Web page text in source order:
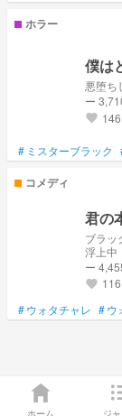
ホーム ジ
ホラー
僕は
悪堕
ー
favorite 146
# ミスターブラック
コメディ
君の
ブラッ
浮上中
ー
favorite 116
#ウォタチャレ #ウ